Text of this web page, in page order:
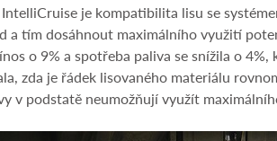
je kompatibilita lisu se
a tím dosáhnout maximálního využití
o 9% a spotřeba paliva se snížila o
zda je řádek lisovaného materiálu
v podstatě neumožňují využít